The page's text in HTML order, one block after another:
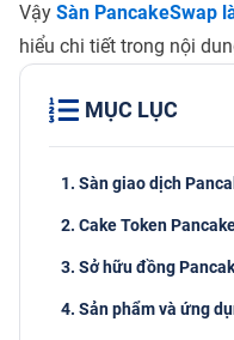
VậySàn PancakeSwap
hiểu chi tiết trong nội
MỤC LỤC
1. Sàn giao dịch
2. Cake Token
3. Sở hữu đồng
4. Sản phẩm và ứng